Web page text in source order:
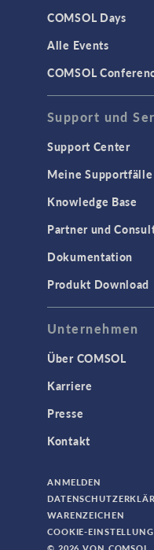
COMSOL Days
Alle Events
COMSOL
Support und
Support Center
Meine Supportfälle
Knowledge Base
Partner und
Dokumentation
Produkt Download
Unternehmen
Über COMSOL
Karriere
Presse
Kontakt
ANMELDEN
WARENZEICHEN
COOKIE-